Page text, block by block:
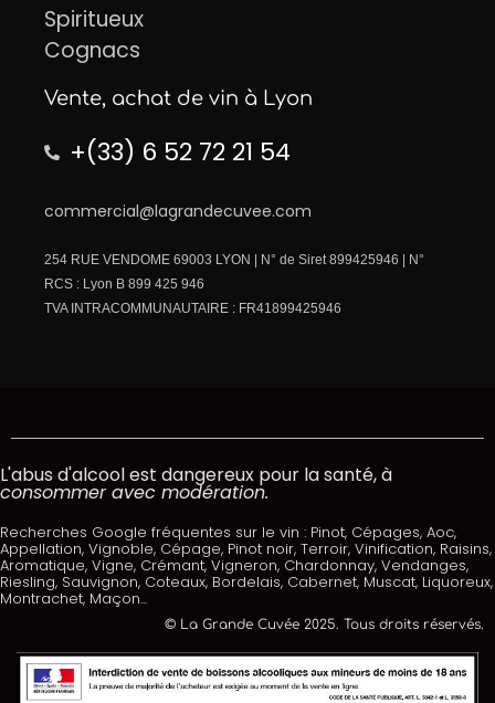
Spiritueux
Cognacs
Vente, achat de vin à Lyon
+(33) 6 52 72 21 54
commercial@lagrandecuvee.com
254 RUE VENDOME 69003 LYON | N° de Siret 899425946 | N°
RCS : Lyon B 899 425 946
TVA INTRACOMMUNAUTAIRE : FR41899425946
L'abus d'alcool est dangereux pour la santé, à
consommer avec modération.
Recherches Google fréquentes sur le vin : Pinot, Cépages, Aoc,
Appellation, Vignoble, Cépage, Pinot noir, Terroir, Vinification, Raisins,
Aromatique, Vigne, Crémant, Vigneron, Chardonnay, Vendanges,
Riesling, Sauvignon, Coteaux, Bordelais, Cabernet, Muscat, Liquoreux,
Montrachet, Maçon...
© La Grande Cuvée 2025. Tous droits réservés.